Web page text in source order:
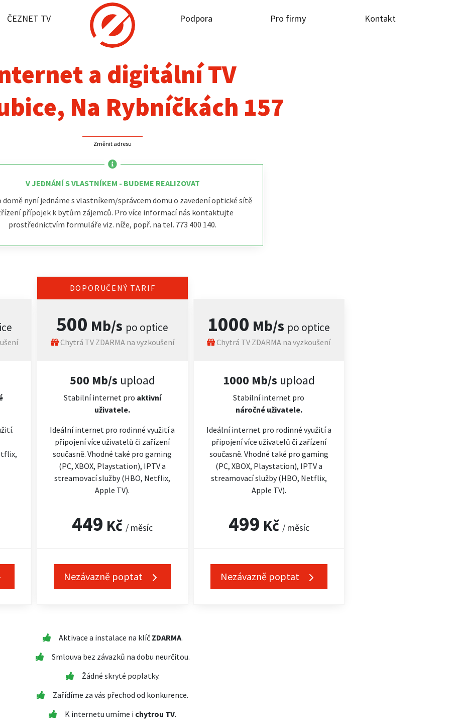
ČEZNET TV Podpora Pro firmy Kontakt
TV
a digitální TV
Na Rybníčkách 157
Změnit adresu
V JEDNÁNÍ S VLASTNÍKEM - BUDEME REALIZOVAT
nyní jednáme s vlastníkem/správcem domu o zavedení optické sítě
přípojek k bytům zájemců. Pro více informací nás kontaktujte
prostřednictvím formuláře viz. níže, popř. na tel. 773 400 140.
DOPORUČENÝ TARIF
500 Mb/s po optice
Chytrá TV ZDARMA na vyzkoušení
500 Mb/s upload
Stabilní internet pro aktivní
uživatele.
Ideální internet pro rodinné využití a
připojení více uživatelů či zařízení
současně. Vhodné také pro gaming
(PC, XBOX, Playstation), IPTV a
streamovací služby (HBO, Netflix,
Apple TV).
449 Kč / měsíc
Nezávazně poptat
1000 Mb/s po optice
Chytrá TV ZDARMA na vyzkoušení
1000 Mb/s upload
Stabilní internet pro
náročnéuživatele.
Ideální internet pro rodinné využití a
připojení více uživatelů či zařízení
současně. Vhodné také pro gaming
(PC, XBOX, Playstation), IPTV a
streamovací služby (HBO, Netflix,
Apple TV).
499 Kč / měsíc
Nezávazně poptat
Aktivace a instalace na klíč ZDARMA.
Smlouva bez závazků na dobu neurčitou.
Žádné skryté poplatky.
Zařídíme za vás přechod od konkurence.
K internetu umíme i chytrou TV.